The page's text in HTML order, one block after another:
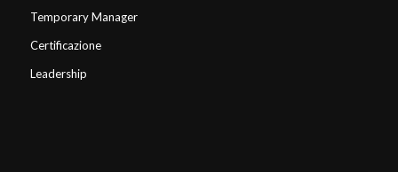
Temporary Manager
Certificazione
Leadership